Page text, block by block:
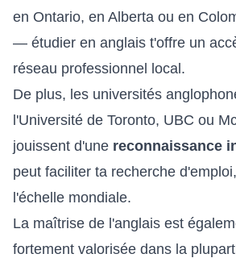
en Ontario, en Alberta ou en
— étudier en anglais t'offre un
réseau professionnel local.
De plus, les universités
l'Université de Toronto, UBC ou
jouissent d'une reconnaissance
peut faciliter ta recherche
l'échelle mondiale.
La maîtrise de l'anglais est
fortement valorisée dans la